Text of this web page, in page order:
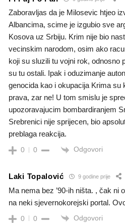
Zaboravljas da je Milosevic htjeo
Albancima, scime je izgubio sve
Kosova uz Srbiju. Krim nije bio
vecinskim narodom, osim ako
koji su sluzili tu vojni rok, odnosno
su tu ostali. Ipak i oduzimanje
genocida kao i okupacija Krima su
prava, zar ne! U tom smislu je
upozoravajucim bombardiranjem
Srebrenici nije sprijecen, bio
preblaga reakcija.
0 0 Odgovori
Laki Topalović 9 godine prije
Ma nema bez ’90-ih ništa. , čak ni
na neki sjevernokorejski portal.
0 0 Odgovori